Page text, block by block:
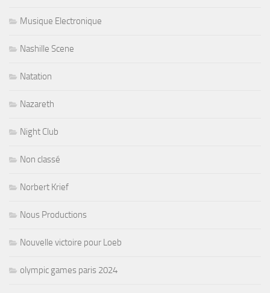
Musique Electronique
Nashille Scene
Natation
Nazareth
Night Club
Non classé
Norbert Krief
Nous Productions
Nouvelle victoire pour Loeb
olympic games paris 2024